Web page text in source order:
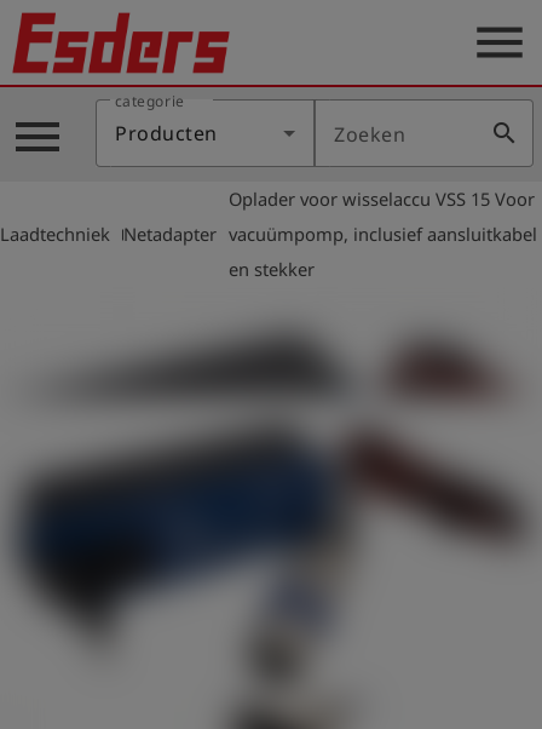
Sectoren
Blog
Nederlands
Registratie
menu
menu
categorie
Producten Zoeken search
Laadtechniek arrow_right
Netadapterarrow_right
Oplader voor wisselaccu VSS 15 Voor
vacuümpomp, inclusief aansluitkabel
en stekker